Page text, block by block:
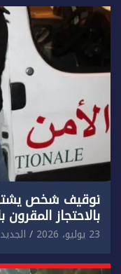
توقيف شخص
بالاحتجاز
إضرام النار عمدا.
23 يوليو، 2026